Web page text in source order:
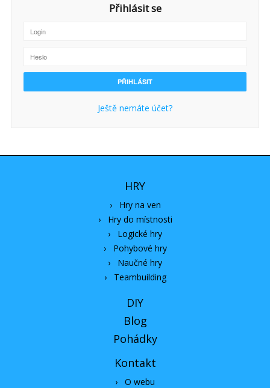
Přihlásit se
Ještě nemáte účet?
HRY
› Hry na ven
› Hry do místnosti
› Logické hry
› Pohybové hry
› Naučné hry
› Teambuilding
DIY
Blog
Pohádky
Kontakt
› O webu